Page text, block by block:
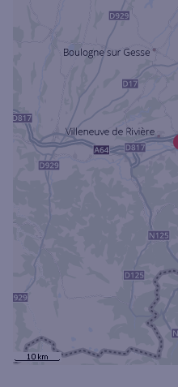
Ouverte le
Ouverte le lundi
Coffre-fort
Ville / Code postal